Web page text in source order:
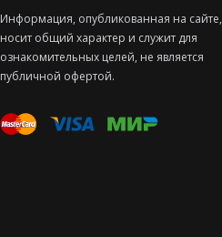
Информация, опубликованная на сайте,
носит общий характер и служит для
ознакомительных целей, не является
публичной офертой.